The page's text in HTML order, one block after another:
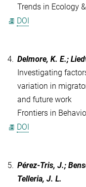
Trends in Ecology
DOI
4. Delmore, K. E.;
Investigating
variation in
and future work
Frontiers in
DOI
5. Pérez-Tris, J.;
Telleria, J. L.